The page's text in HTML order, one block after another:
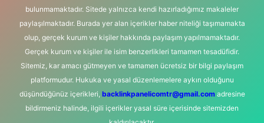
bulunmamaktadır. Sitede yalnızca kendi hazırladığımız makaleler
paylaşılmaktadır. Burada yer alan içerikler haber niteliği taşımamakta
olup, gerçek kurum ve kişiler hakkında paylaşım yapılmamaktadır.
Gerçek kurum ve kişiler ile isim benzerlikleri tamamen tesadüfidir.
Sitemiz, kar amacı gütmeyen ve tamamen ücretsiz bir bilgi paylaşım
platformudur. Hukuka ve yasal düzenlemelere aykırı olduğunu
düşündüğünüz içerikleri, backlinkpanelicomtr@gmail.comadresine
bildirmeniz halinde, ilgili içerikler yasal süre içerisinde sitemizden